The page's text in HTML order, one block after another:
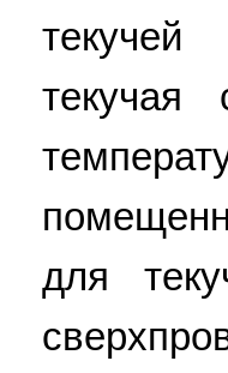
текучей
текучая
для